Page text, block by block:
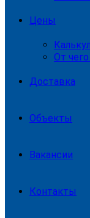
Цены
От
Доставка
Объекты
Вакансии
Контакты